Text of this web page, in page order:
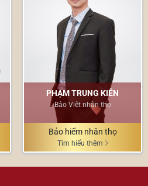
PHẠM TRUNG KIÊN
Bảo Việt nhân thọ
Bảo hiểm nhân thọ
Tìm hiểu thêm